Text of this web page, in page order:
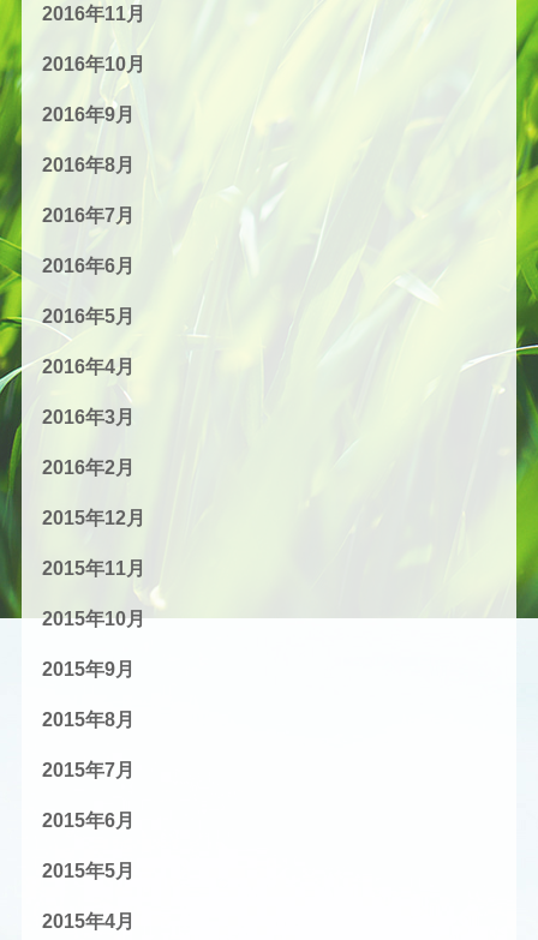
2016年11月
2016年10月
2016年9月
2016年8月
2016年7月
2016年6月
2016年5月
2016年4月
2016年3月
2016年2月
2015年12月
2015年11月
2015年10月
2015年9月
2015年8月
2015年7月
2015年6月
2015年5月
2015年4月